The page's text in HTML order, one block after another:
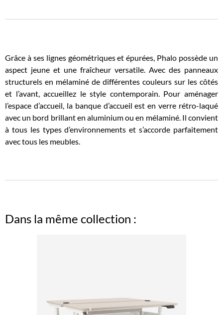
Grâce à ses lignes géométriques et épurées, Phalo possède un
aspect jeune et une fraîcheur versatile. Avec des panneaux
structurels en mélaminé de différentes couleurs sur les côtés
et l’avant, accueillez le style contemporain. Pour aménager
l’espace d’accueil, la banque d’accueil est en verre rétro-laqué
avec un bord brillant en aluminium ou en mélaminé. Il convient
à tous les types d’environnements et s’accorde parfaitement
avec tous les meubles.
Dans la même collection :